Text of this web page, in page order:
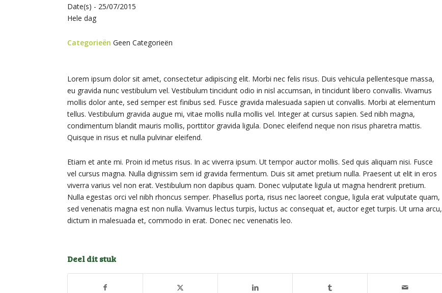
Date(s) - 25/07/2015
Hele dag
Categorieën Geen Categorieën
Lorem ipsum dolor sit amet, consectetur adipiscing elit. Morbi nec felis risus. Duis vehicula pellentesque massa,
eu gravida nunc vestibulum vel. Vestibulum tincidunt odio in nisl accumsan, in tincidunt libero convallis. Vivamus
mollis dolor ante, sed semper est finibus sed. Fusce gravida malesuada sapien ut convallis. Morbi at elementum
tellus. Vestibulum gravida augue mi, vitae mollis nulla mollis vel. Integer at cursus sapien. Sed nibh magna,
condimentum blandit mauris mollis, porttitor gravida ligula. Donec eleifend neque non risus pharetra mattis.
Quisque in risus et nulla pulvinar eleifend.
Etiam et ante mi. Proin id metus risus. In ac viverra ipsum. Ut tempor auctor mollis. Sed quis aliquam nisi. Fusce
vel cursus magna. Nulla dignissim sem id gravida fermentum. Duis sit amet pretium nulla. Praesent ut elit in eros
viverra varius vel non erat. Vestibulum non dapibus quam. Donec vulputate ligula ut magna hendrerit pretium.
Nulla egestas orci vel nibh rhoncus semper. Phasellus porta, risus nec laoreet congue, ligula erat vulputate quam,
sed venenatis magna est non nulla. Vivamus lectus turpis, luctus ac consequat et, auctor eget turpis. Ut urna arcu,
dictum in malesuada et, commodo in erat. Donec nec venenatis leo.
Deel dit stuk